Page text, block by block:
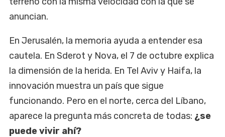
anuncian.
En Jerusalén, la memoria ayuda a entender esa
cautela. En Sderot y Nova, el 7 de octubre explica
la dimensión de la herida. En Tel Aviv y Haifa, la
innovación muestra un país que sigue
funcionando. Pero en el norte, cerca del Líbano,
aparece la pregunta más concreta de todas: ¿se
puede vivir ahí?